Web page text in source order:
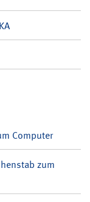
Computer
zum